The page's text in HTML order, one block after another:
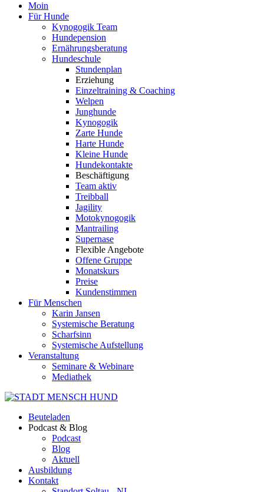
Moin
Für Hunde
Kynogogik Team
Hundepension
Ernährungsberatung
Hundeschule
Stundenplan
Erziehung
Einzeltraining & Coaching
Welpen
Junghunde
Kynogogik
Zarte Hunde
Harte Hunde
Kleine Hunde
Hundekontakte
Beschäftigung
Team aktiv
Treibball
Jagility
Motokynogogik
Mantrailing
Supernase
Flexible Angebote
Offene Gruppe
Monatskurs
Preise
Kundenstimmen
Für Menschen
Karin Jansen
Systemische Beratung
Scharfsinn
Systemische Aufstellung
Veranstaltung
Seminare & Webinare
Mediathek
Beuteladen
Podcast & Blog
Podcast
Blog
Aktuell
Ausbildung
Kontakt